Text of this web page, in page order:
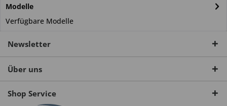
Modelle
Verfügbare Modelle
Newsletter
Über uns
Shop Service